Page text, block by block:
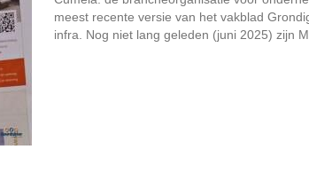
meest recente versie van het vakblad
infra. Nog niet lang geleden (juni 2025) zijn